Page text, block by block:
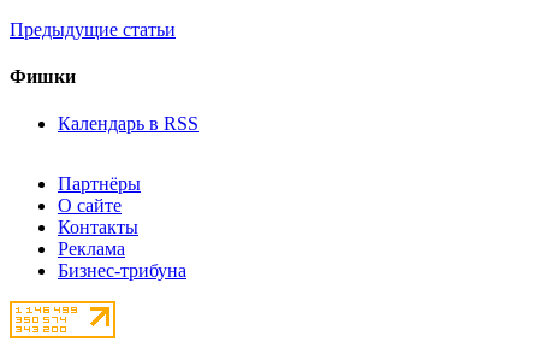
Предыдущие статьи
Фишки
Календарь в RSS
Партнёры
О сайте
Контакты
Реклама
Бизнес-трибуна